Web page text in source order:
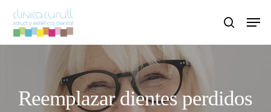
search
Menu
Reemplazar dientes perdidos